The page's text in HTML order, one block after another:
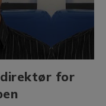
direktør for